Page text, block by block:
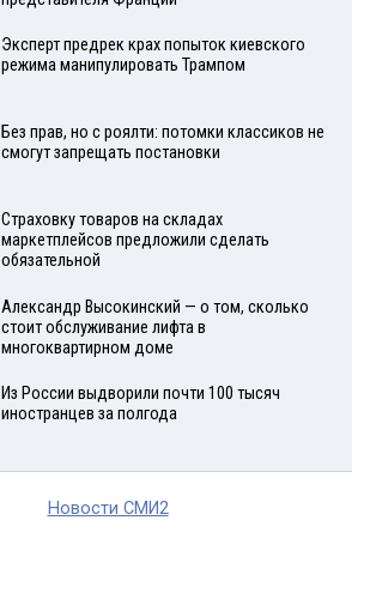
Эксперт предрек крах попыток киевского
режима манипулировать Трампом
Без прав, но с роялти: потомки классиков не
смогут запрещать постановки
Страховку товаров на складах
маркетплейсов предложили сделать
обязательной
Александр Высокинский — о том, сколько
стоит обслуживание лифта в
многоквартирном доме
Из России выдворили почти 100 тысяч
иностранцев за полгода
Новости СМИ2